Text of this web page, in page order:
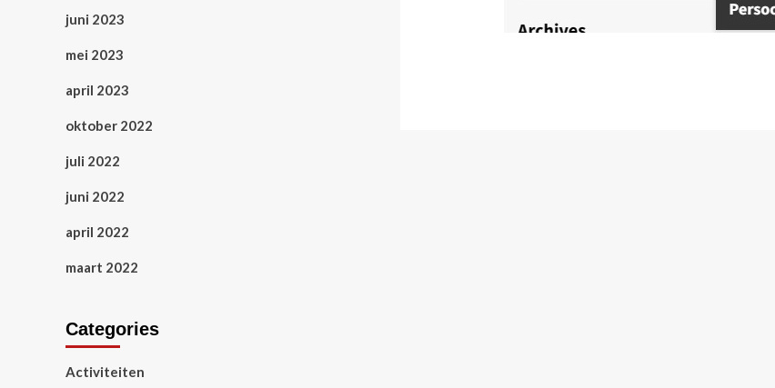
juni 2023
mei 2023
april 2023
oktober 2022
juli 2022
juni 2022
april 2022
maart 2022
Categories
Activiteiten